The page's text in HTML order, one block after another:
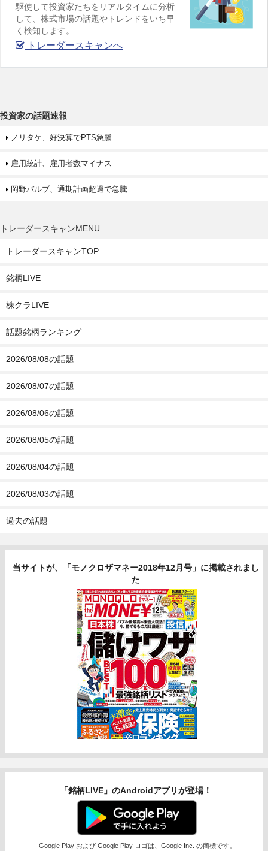
駆使して投資家たちをリアルタイムに分析
して、株式市場の話題やトレンドをいち早
く検知します。
トレーダースキャンへ
投資家の話題速報
ノリタケ、好決算でPTS急騰
雇用統計、雇用者数マイナス
岡野バルブ、通期計画超過で急騰
トレーダースキャンMENU
トレーダースキャンTOP
銘柄LIVE
株クラLIVE
話題銘柄ランキング
2026/08/08の話題
2026/08/07の話題
2026/08/06の話題
2026/08/05の話題
2026/08/04の話題
2026/08/03の話題
過去の話題
当サイトが、「モノクロザマネー2018年12月号」に掲載されまし
た
「銘柄LIVE」のAndroidアプリが登場！
Google Play および Google Play ロゴは、Google Inc. の商標です。